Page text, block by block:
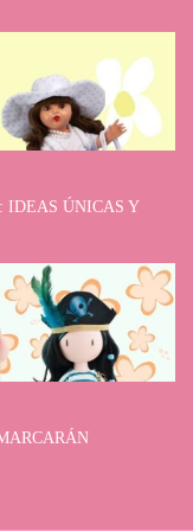
die Modelle und legen
den Warenkorb. Ihre
an – bereit zum
IDEAS ÚNICAS Y